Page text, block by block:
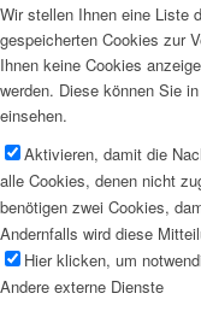
Wir stellen Ihnen eine Liste
gespeicherten Cookies zur
Ihnen keine Cookies
werden. Diese können Sie
einsehen.
Aktivieren, damit die
alle Cookies, denen nicht
benötigen zwei Cookies,
Andernfalls wird diese
Hier klicken, um
Andere externe Dienste